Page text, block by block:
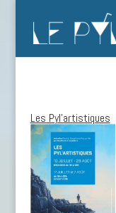
Les Pyl’artistiques